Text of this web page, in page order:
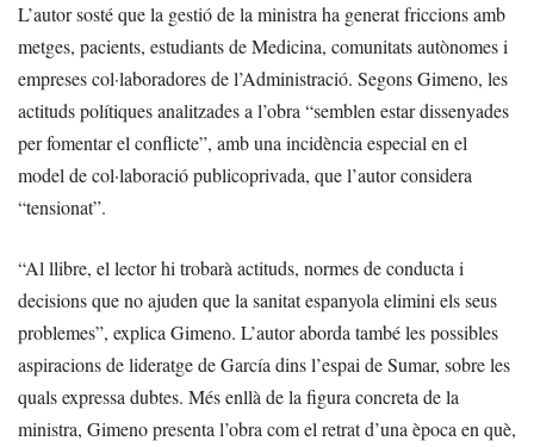
L’autor sosté que la gestió de la ministra ha generat friccions amb
metges, pacients, estudiants de Medicina, comunitats autònomes i
empreses col·laboradores de l’Administració. Segons Gimeno, les
actituds polítiques analitzades a l’obra “semblen estar dissenyades
per fomentar el conflicte”, amb una incidència especial en el
model de col·laboració publicoprivada, que l’autor considera
“tensionat”.
“Al llibre, el lector hi trobarà actituds, normes de conducta i
decisions que no ajuden que la sanitat espanyola elimini els seus
problemes”, explica Gimeno. L’autor aborda també les possibles
aspiracions de lideratge de García dins l’espai de Sumar, sobre les
quals expressa dubtes. Més enllà de la figura concreta de la
ministra, Gimeno presenta l’obra com el retrat d’una època en què,